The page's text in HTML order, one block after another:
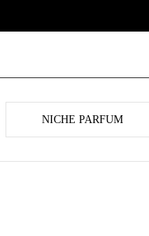
NICHE PARFUM